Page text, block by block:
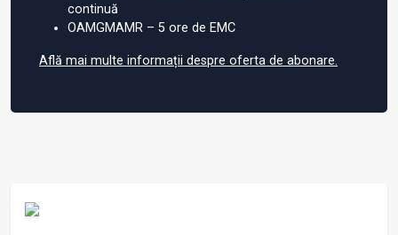
continuă
OAMGMAMR – 5 ore de EMC
Află mai multe informații despre oferta de abonare.